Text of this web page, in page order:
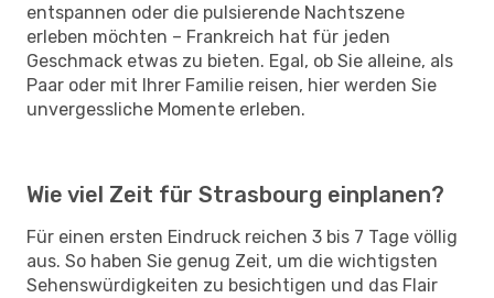
entspannen oder die pulsierende Nachtszene
erleben möchten – Frankreich hat für jeden
Geschmack etwas zu bieten. Egal, ob Sie alleine, als
Paar oder mit Ihrer Familie reisen, hier werden Sie
unvergessliche Momente erleben.
Wie viel Zeit für Strasbourg einplanen?
Für einen ersten Eindruck reichen 3 bis 7 Tage völlig
aus. So haben Sie genug Zeit, um die wichtigsten
Sehenswürdigkeiten zu besichtigen und das Flair